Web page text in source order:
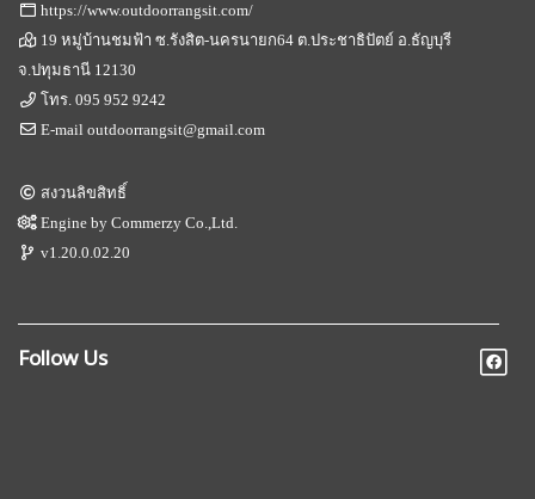
https://www.outdoorrangsit.com/
19 หมู่บ้านชมฟ้า ซ.รังสิต-นครนายก64 ต.ประชาธิปัตย์ อ.ธัญบุรี
จ.ปทุมธานี 12130
โทร.095 952 9242
E-mailoutdoorrangsit@gmail.com
สงวนลิขสิทธิ์
Engine byCommerzy Co.,Ltd.
v1.20.0.02.20
Follow Us